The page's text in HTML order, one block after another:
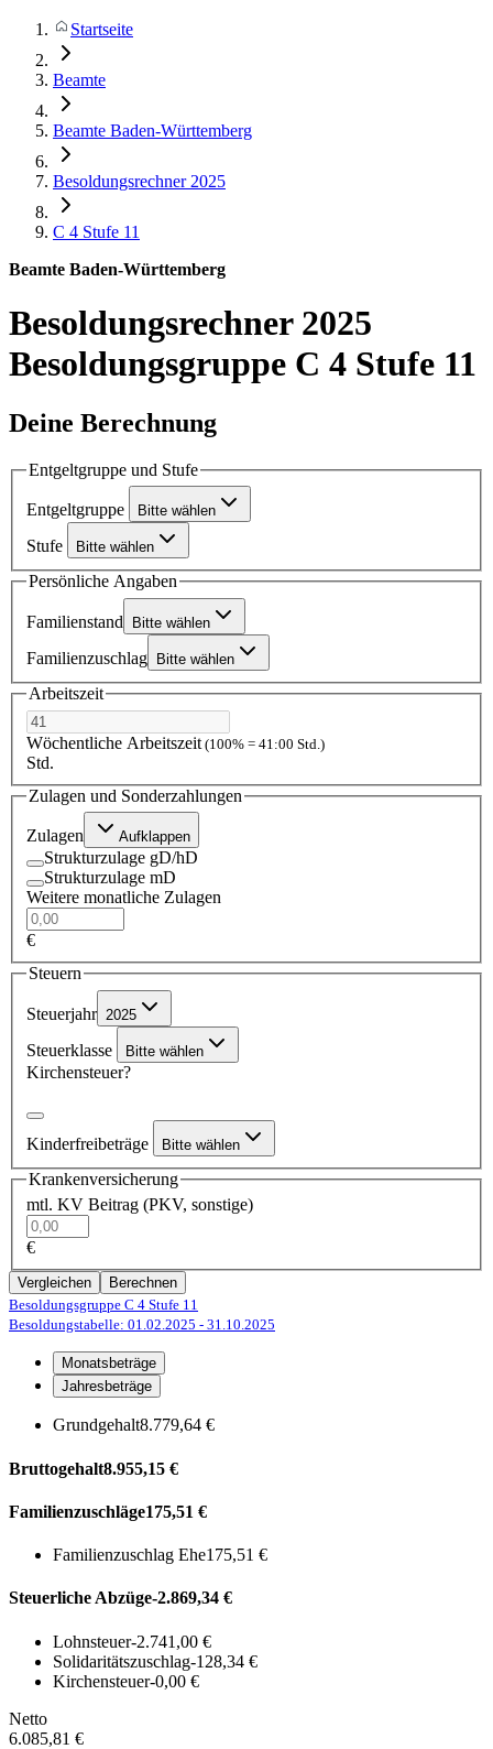
Startseite
Beamte
Beamte Baden-Württemberg
Besoldungsrechner 2025
C 4 Stufe 11
Beamte Baden-Württemberg
Besoldungsrechner 2025
Besoldungsgruppe C 4 Stufe 11
Deine Berechnung
Entgeltgruppe und Stufe
Entgeltgruppe Bitte wählen
Stufe Bitte wählen
Persönliche Angaben
Familienstand Bitte wählen
Familienzuschlag Bitte wählen
Arbeitszeit
Wöchentliche Arbeitszeit (100% = 41:00 Std.)
Std.
Zulagen und Sonderzahlungen
Zulagen Aufklappen
Strukturzulage gD/hD
Strukturzulage mD
Weitere monatliche Zulagen
€
Steuern
Steuerjahr 2025
Steuerklasse Bitte wählen
Kirchensteuer?
Kinderfreibeträge Bitte wählen
Krankenversicherung
mtl. KV Beitrag (PKV, sonstige)
€
Vergleichen
Berechnen
Besoldungsgruppe C 4 Stufe 11
Besoldungstabelle: 01.02.2025 - 31.10.2025
Monatsbeträge
Jahresbeträge
Grundgehalt8.779,64 €
Bruttogehalt8.955,15 €
Familienzuschläge175,51 €
Familienzuschlag Ehe175,51 €
Steuerliche Abzüge-2.869,34 €
Lohnsteuer-2.741,00 €
Solidaritätszuschlag-128,34 €
Kirchensteuer-0,00 €
Netto
6.085,81 €